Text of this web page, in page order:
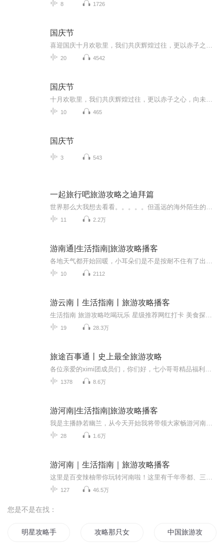
8 1726
国庆节
20 4542
国庆节
10 465
国庆节
3 543
一起旅行吧旅游攻略之迪拜篇
11 2.2万
游南通|生活指南|旅游攻略播客
10 2112
游云南丨生活指南丨旅游攻略播客
19 28.3万
旅途百事通丨史上最全旅游攻略
1378 8.6万
游河南|生活指南|旅游攻略播客
28 1.6万
游河南｜生活指南｜旅游攻略播客
127 46.5万
您是不是在找：
明星攻略手记 攻略那只女主 中国旅游攻略